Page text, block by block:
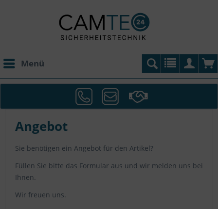
Menü
Angebot
Sie benötigen ein Angebot für den Artikel?
Füllen Sie bitte das Formular aus und wir melden uns bei
Ihnen.
Wir freuen uns.